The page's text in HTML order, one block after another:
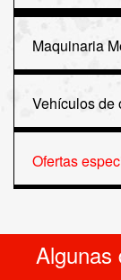
Maquinaria
Vehículos de
Ofertas
Algunas